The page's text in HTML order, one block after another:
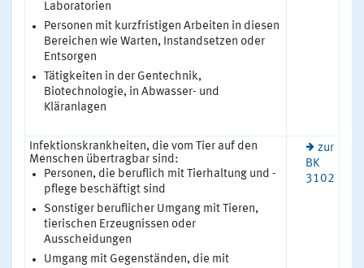
Laboratorien
Personen mit kurzfristigen Arbeiten in diesen
Bereichen wie Warten, Instandsetzen oder
Entsorgen
Tätigkeiten in der Gentechnik,
Biotechnologie, in Abwasser- und
Kläranlagen
Infektionskrankheiten, die vom Tier auf den
Menschen übertragbar sind:
Personen, die beruflich mit Tierhaltung und -
pflege beschäftigt sind
Sonstiger beruflicher Umgang mit Tieren,
tierischen Erzeugnissen oder
Ausscheidungen
Umgang mit Gegenständen, die mit
zur
BK
3102